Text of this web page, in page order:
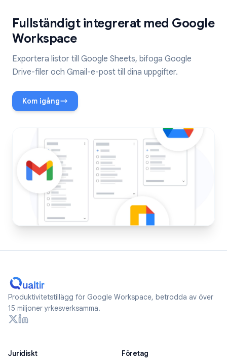
Fullständigt integrerat med Google
Workspace
Exportera listor till Google Sheets, bifoga Google
Drive-filer och Gmail-e-post till dina uppgifter.
Kom igång
Produktivitetstillägg för Google Workspace, betrodda av över
15 miljoner yrkesverksamma.
Juridiskt
Företag